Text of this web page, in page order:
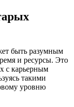
быть разумным
и ресурсы. Это
с карьерным
такими
уровню